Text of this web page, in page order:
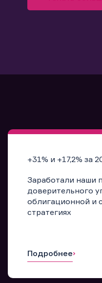
+31% и +17,2% за
Заработали наши
доверительного
облигационной и
стратегиях
Подробнее